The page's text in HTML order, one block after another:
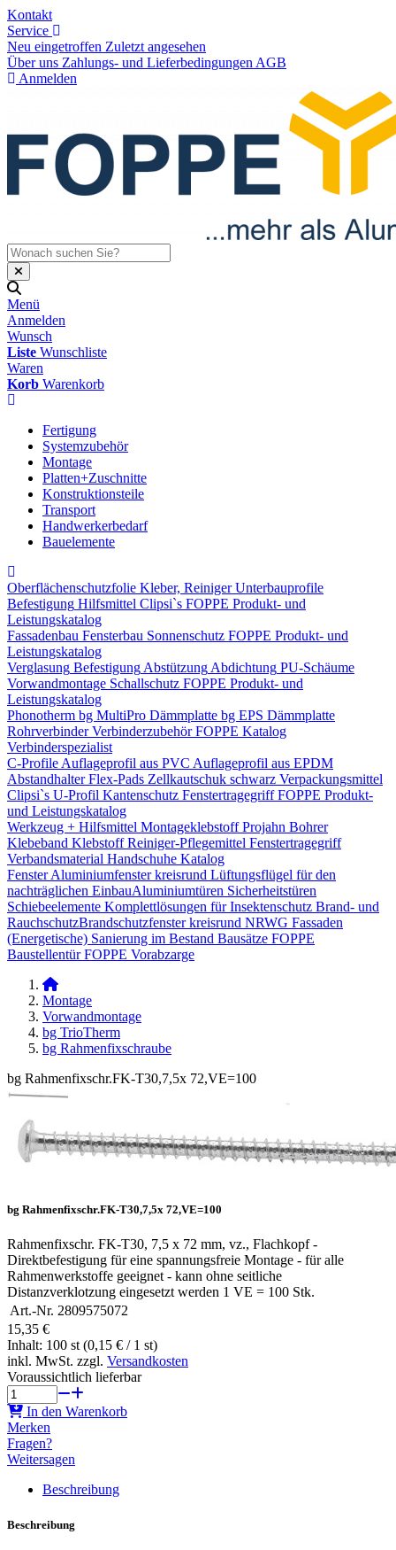
Kontakt
Service
Neu eingetroffen Zuletzt angesehen
Über uns Zahlungs- und Lieferbedingungen AGB
Anmelden
Menü
Anmelden
Wunsch
Liste Wunschliste
Waren
Korb Warenkorb
Fertigung
Systemzubehör
Montage
Platten+Zuschnitte
Konstruktionsteile
Transport
Handwerkerbedarf
Bauelemente
Oberflächenschutzfolie Kleber, Reiniger Unterbauprofile
Befestigung Hilfsmittel Clipsi`s FOPPE Produkt- und
Leistungskatalog
Fassadenbau Fensterbau Sonnenschutz FOPPE Produkt- und
Leistungskatalog
Verglasung Befestigung Abstützung Abdichtung PU-Schäume
Vorwandmontage Schallschutz FOPPE Produkt- und
Leistungskatalog
Phonotherm bg MultiPro Dämmplatte bg EPS Dämmplatte
Rohrverbinder Verbinderzubehör FOPPE Katalog
Verbinderspezialist
C-Profile Auflageprofil aus PVC Auflageprofil aus EPDM
Abstandhalter Flex-Pads Zellkautschuk schwarz Verpackungsmittel
Clipsi`s U-Profil Kantenschutz Fenstertragegriff FOPPE Produkt-
und Leistungskatalog
Werkzeug + Hilfsmittel Montageklebstoff Projahn Bohrer
Klebeband Klebstoff Reiniger-Pflegemittel Fenstertragegriff
Verbandsmaterial Handschuhe Katalog
Fenster Aluminiumfenster kreisrund Lüftungsflügel für den
nachträglichen Einbau​Aluminiumtüren Sicherheitstüren
Schiebeelemente Komplettlösungen für Insektenschutz Brand- und
Rauchschutz​Brandschutzfenster kreisrund NRWG Fassaden
(Energetische) Sanierung im Bestand Bausätze FOPPE
Baustellentür FOPPE Vorabzarge
Montage
Vorwandmontage
bg TrioTherm
bg Rahmenfixschraube
bg Rahmenfixschr.FK-T30,7,5x 72,VE=100
bg Rahmenfixschr.FK-T30,7,5x 72,VE=100
Rahmenfixschr. FK-T30, 7,5 x 72 mm, vz., Flachkopf -
Direktbefestigung für eine spannungsfreie Montage - für alle
Rahmenwerkstoffe geeignet - kann ohne seitliche
Distanzverklotzung eingesetzt werden 1 VE = 100 Stk.
Art.-Nr. 2809575072
15,35 €
Inhalt: 100 st (0,15 € / 1 st)
inkl. MwSt. zzgl. Versandkosten
Voraussichtlich lieferbar
In den Warenkorb
Merken
Fragen?
Weitersagen
Beschreibung
Beschreibung